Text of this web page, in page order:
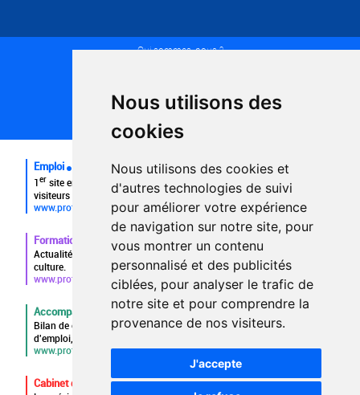
Nous utilisons des
cookies
Nous utilisons des cookies et
d'autres technologies de suivi
pour améliorer votre expérience
de navigation sur notre site, pour
vous montrer un contenu
personnalisé et des publicités
ciblées, pour analyser le trafic de
notre site et pour comprendre la
provenance de nos visiteurs.
J'accepte
Qui sommes-nous ?
Plan du site
FAQ recruteurs
FAQ
Emploi
1er site emploi du secteur culturel 784.000 visites et 230.000
visiteurs uniques par mois.
www.profilculture.com
Formation
Actualités, guide et annuaire des formations aux métiers de la
culture.
www.profilculture-formation.com
Accompagnement professionnel
Bilan de compétences, coaching, techniques de recherche
d'emploi, entretien conseil.
www.profilculture-competences.com
Cabinet de recrutement